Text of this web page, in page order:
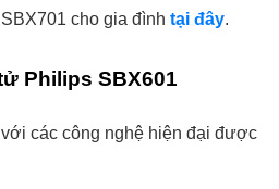
cho gia đình tại đây.
Philips SBX601
các công nghệ hiện đại được